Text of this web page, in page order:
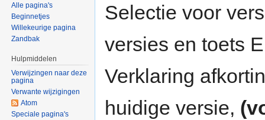
Selectie voor
versies en toets
Verklaring
huidige versie,
Alle pagina's
Beginnetjes
Willekeurige pagina
Zandbak
Hulpmiddelen
Verwijzingen naar deze
pagina
Verwante wijzigingen
Atom
Speciale pagina's